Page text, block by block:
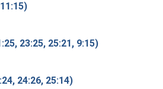
23:25, 25:21, 9:15)
24:26, 25:14)